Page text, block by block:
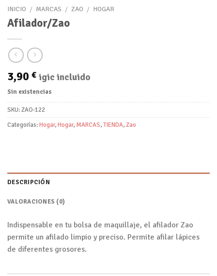
INICIO / MARCAS / ZAO / HOGAR
Afilador/Zao
3,90 € igic incluido
Sin existencias
SKU:ZAO-122
Categorías:Hogar,Hogar, MARCAS,TIENDA,Zao
DESCRIPCIÓN
VALORACIONES (0)
Indispensable en tu bolsa de maquillaje, el afilador Zao
permite un afilado limpio y preciso. Permite afilar lápices
de diferentes grosores.